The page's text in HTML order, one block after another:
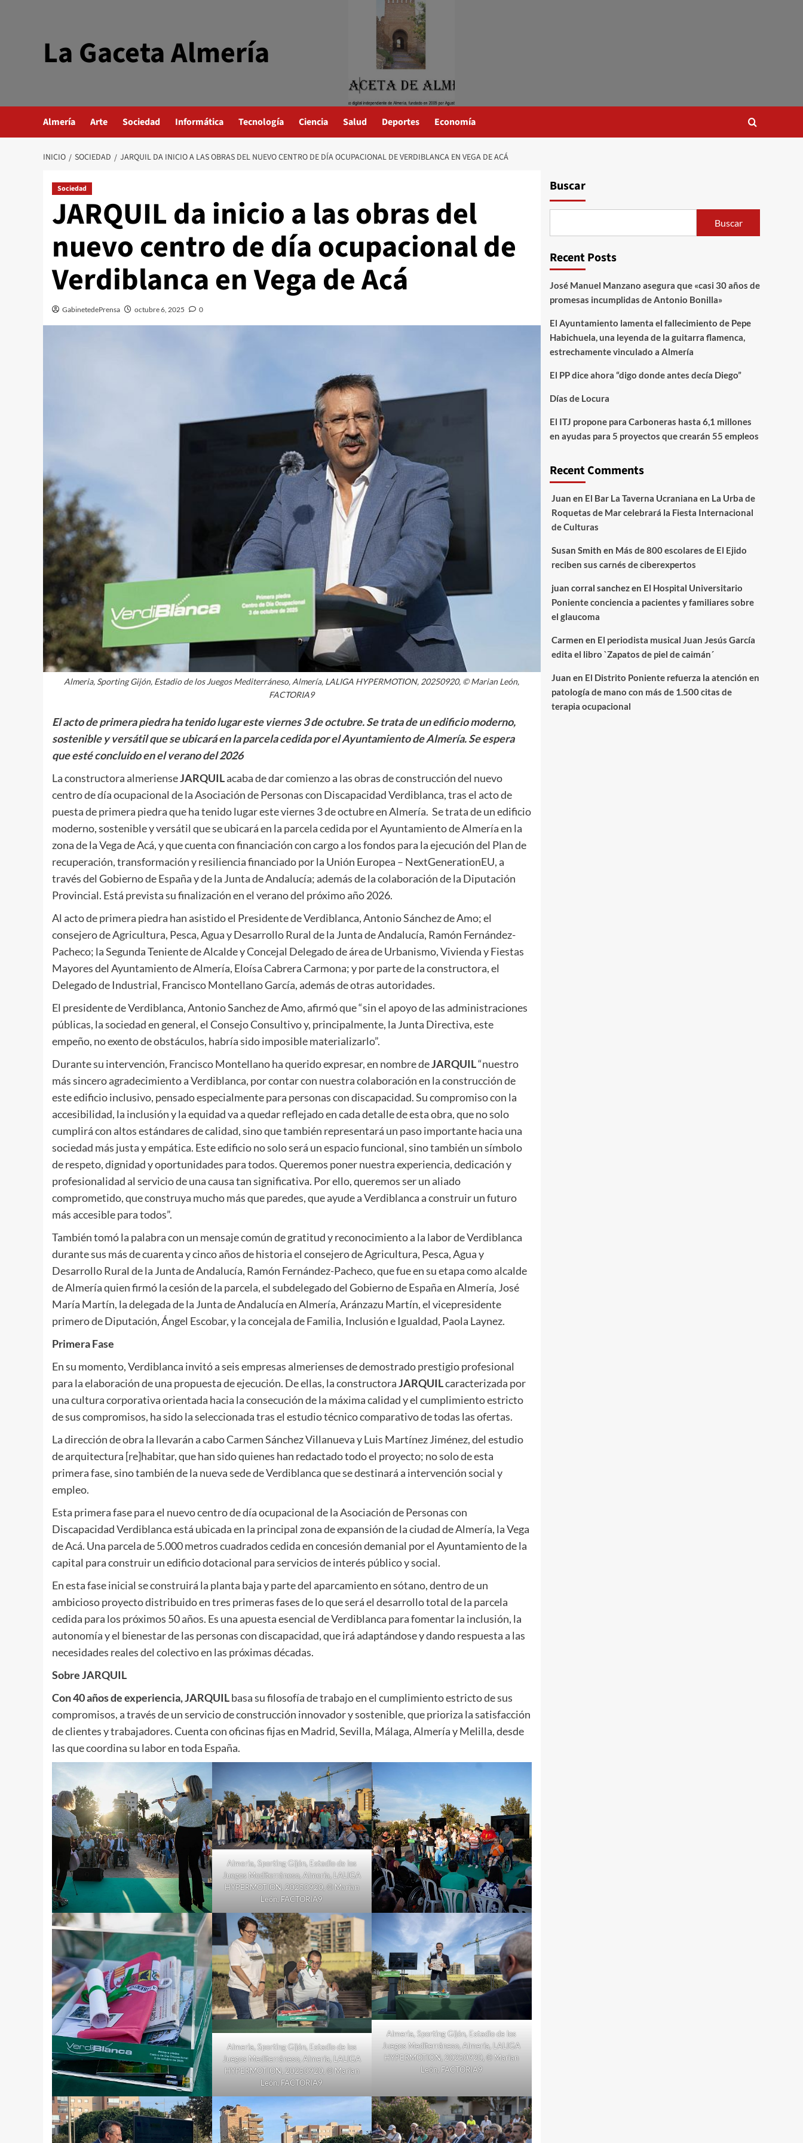
La Gaceta Almería
Almería Arte Sociedad Informática Tecnología Ciencia Salud Deportes Economía
INICIO SOCIEDAD JARQUIL DA INICIO A LAS OBRAS DEL NUEVO CENTRO DE DÍA OCUPACIONAL DE VERDIBLANCA EN VEGA DE ACÁ
Sociedad
JARQUIL da inicio a las obras del
nuevo centro de día ocupacional de
Verdiblanca en Vega de Acá
GabinetedePrensa octubre 6, 2025 0
Almeria, Sporting Gijón, Estadio de los Juegos Mediterráneso, Almería, LALIGA HYPERMOTION, 20250920, © Marian León,
FACTORIA9
El acto de primera piedra ha tenido lugar este viernes 3 de octubre. Se trata de un edificio moderno,
sostenible y versátil que se ubicará en la parcela cedida por el Ayuntamiento de Almería. Se espera
que esté concluido en el verano del 2026
La constructora almerienseJARQUILacaba dedar comienzo a las obras de construcción del nuevo
centro de día ocupacional de la Asociación de Personas con Discapacidad Verdiblanca, tras el acto de
puesta de primera piedra que ha tenido lugar este viernes 3 de octubre en Almería. Se trata de un edificio
moderno, sostenible y versátil que se ubicará en la parcela cedida por el Ayuntamiento de Almería en la
zona de la Vega de Acá, y que cuenta con financiación con cargo a los fondos para la ejecución del Plan de
recuperación, transformación y resiliencia financiado por la Unión Europea – NextGenerationEU, a
través del Gobierno de España y de la Junta de Andalucía; además de la colaboración de la Diputación
Provincial. Está prevista su finalización en el verano del próximo año 2026.
Al acto de primera piedra han asistido el Presidente de Verdiblanca, Antonio Sánchez de Amo; el
consejero de Agricultura, Pesca, Agua y Desarrollo Rural de la Junta de Andalucía, Ramón Fernández-
Pacheco; la Segunda Teniente de Alcalde y Concejal Delegado de área de Urbanismo, Vivienda y Fiestas
Mayores del Ayuntamiento de Almería, Eloísa Cabrera Carmona; y por parte de la constructora, el
Delegado de Industrial, Francisco Montellano García, además de otras autoridades.
El presidente de Verdiblanca, Antonio Sanchez de Amo, afirmó que “sin el apoyo de las administraciones
públicas, la sociedad en general, el Consejo Consultivo y, principalmente, la Junta Directiva, este
empeño, no exento de obstáculos, habría sido imposible materializarlo”.
Durante su intervención, Francisco Montellano ha querido expresar, en nombre deJARQUIL“nuestro
más sincero agradecimiento a Verdiblanca, por contar con nuestra colaboración en la construcción de
este edificio inclusivo, pensado especialmente para personas con discapacidad. Su compromiso con la
accesibilidad, la inclusión y la equidad va a quedar reflejado en cada detalle de esta obra, que no solo
cumplirá con altos estándares de calidad, sino que también representará un paso importante hacia una
sociedad más justa y empática. Este edificio no solo será un espacio funcional, sino también un símbolo
de respeto, dignidad y oportunidades para todos. Queremos poner nuestra experiencia, dedicación y
profesionalidad al servicio de una causa tan significativa. Por ello, queremos ser un aliado
comprometido, que construya mucho más que paredes, que ayude a Verdiblanca a construir un futuro
más accesible para todos”.
También tomó la palabra con un mensaje común de gratitud y reconocimiento a la labor de Verdiblanca
durante sus más de cuarenta y cinco años de historia el consejero de Agricultura, Pesca, Agua y
Desarrollo Rural de la Junta de Andalucía, Ramón Fernández-Pacheco, que fue en su etapa como alcalde
de Almería quien firmó la cesión de la parcela, el subdelegado del Gobierno de España en Almería, José
María Martín, la delegada de la Junta de Andalucía en Almería, Aránzazu Martín, el vicepresidente
primero de Diputación, Ángel Escobar, y la concejala de Familia, Inclusión e Igualdad, Paola Laynez.
Primera Fase
En su momento, Verdiblanca invitó a seis empresas almerienses de demostrado prestigio profesional
para la elaboración de una propuesta de ejecución. De ellas, la constructoraJARQUILcaracterizada por
una cultura corporativa orientada hacia la consecución de la máxima calidad y el cumplimiento estricto
de sus compromisos, ha sido la seleccionada tras el estudio técnico comparativo de todas las ofertas.
La dirección de obra la llevarán a cabo Carmen Sánchez Villanueva y Luis Martínez Jiménez, del estudio
de arquitectura [re]habitar, que han sido quienes han redactado todo el proyecto; no solo de esta
primera fase, sino también de la nueva sede de Verdiblanca que se destinará a intervención social y
empleo.
Esta primera fase para el nuevo centro de día ocupacional de la Asociación de Personas con
Discapacidad Verdiblanca está ubicada en la principal zona de expansión de la ciudad de Almería, la Vega
de Acá. Una parcela de 5.000 metros cuadrados cedida en concesión demanial por el Ayuntamiento de la
capital para construir un edificio dotacional para servicios de interés público y social.
En esta fase inicial se construirá la planta baja y parte del aparcamiento en sótano, dentro de un
ambicioso proyecto distribuido en tres primeras fases de lo que será el desarrollo total de la parcela
cedida para los próximos 50 años. Es una apuesta esencial de Verdiblanca para fomentar la inclusión, la
autonomía y el bienestar de las personas con discapacidad, que irá adaptándose y dando respuesta a las
necesidades reales del colectivo en las próximas décadas.
SobreJARQUIL
Con 40 años de experiencia,JARQUILbasa su filosofía de trabajo en el cumplimiento estricto de sus
compromisos, a través de un servicio de construcción innovador y sostenible, que prioriza la satisfacción
de clientes y trabajadores. Cuenta con oficinas fijas en Madrid, Sevilla, Málaga, Almería y Melilla, desde
las que coordina su labor en toda España.
Almeria, Sporting Gijón, Estadio de los
Juegos Mediterráneso, Almería, LALIGA
HYPERMOTION, 20250920, © Marian
León, FACTORIA9
Almeria, Sporting Gijón, Estadio de los
Juegos Mediterráneso, Almería, LALIGA
HYPERMOTION, 20250920, © Marian
León, FACTORIA9
Almeria, Sporting Gijón, Estadio de los
Juegos Mediterráneso, Almería, LALIGA
HYPERMOTION, 20250920, © Marian
León, FACTORIA9
Buscar
Buscar
Recent Posts
José Manuel Manzano asegura que «casi 30 años de
promesas incumplidas de Antonio Bonilla»
El Ayuntamiento lamenta el fallecimiento de Pepe
Habichuela, una leyenda de la guitarra flamenca,
estrechamente vinculado a Almería
El PP dice ahora “digo donde antes decía Diego”
Días de Locura
El ITJ propone para Carboneras hasta 6,1 millones
en ayudas para 5 proyectos que crearán 55 empleos
Recent Comments
Juan en El Bar La Taverna Ucraniana en La Urba de
Roquetas de Mar celebrará la Fiesta Internacional
de Culturas
Susan Smith en Más de 800 escolares de El Ejido
reciben sus carnés de ciberexpertos
juan corral sanchezen El Hospital Universitario
Poniente conciencia a pacientes y familiares sobre
el glaucoma
Carmen en El periodista musical Juan Jesús García
edita el libro `Zapatos de piel de caimán´
Juan en El Distrito Poniente refuerza la atención en
patología de mano con más de 1.500 citas de
terapia ocupacional